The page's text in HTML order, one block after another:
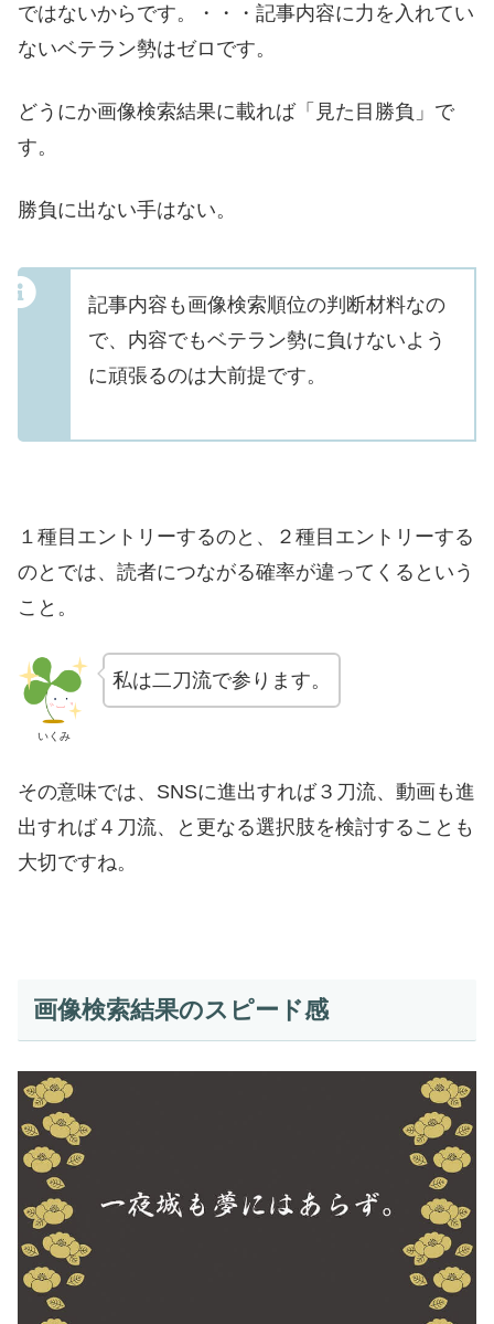
ではないからです。・・・記事内容に力を入れてい
ないベテラン勢はゼロです。
どうにか画像検索結果に載れば「見た目勝負」で
す。
勝負に出ない手はない。
記事内容も画像検索順位の判断材料なの
で、内容でもベテラン勢に負けないよう
に頑張るのは大前提です。
１種目エントリーするのと、２種目エントリーする
のとでは、読者につながる確率が違ってくるという
こと。
いくみ
私は二刀流で参ります。
その意味では、SNSに進出すれば３刀流、動画も進
出すれば４刀流、と更なる選択肢を検討することも
大切ですね。
画像検索結果のスピード感